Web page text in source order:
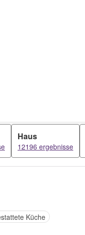
Haus
12196 ergebnisse
Küche